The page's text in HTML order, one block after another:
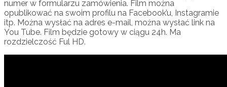
numer w formularzu zamówienia. Film można
opublikować na swoim profilu na Facebook’u, Instagramie
itp. Można wysłać na adres e-mail, można wysłać link na
You Tube. Film będzie gotowy w ciągu 24h. Ma
rozdzielczość Ful HD.